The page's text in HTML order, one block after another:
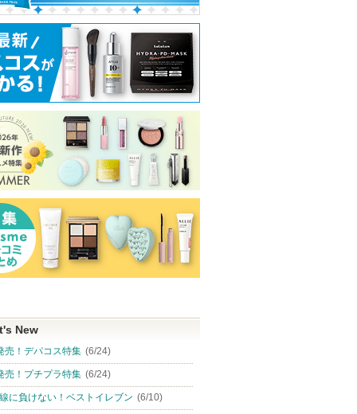
ン
へ
ハンオールブロウカラ
ショッピン
グサイトへ
スキンクリア クレンズ
オイル アロマタイプ リ
フレシングシトラスの香
り
アテニア
ショッピン
New
売！デパコス特集 (6/24)
売！プチプラ特集 (6/24)
に負けない！ベストイレブン (6/10)